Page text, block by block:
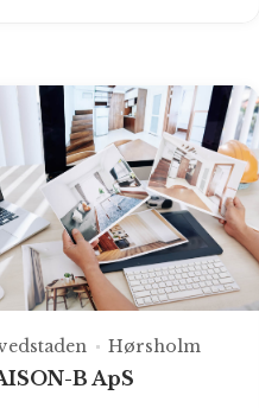
Hørsholm
B ApS